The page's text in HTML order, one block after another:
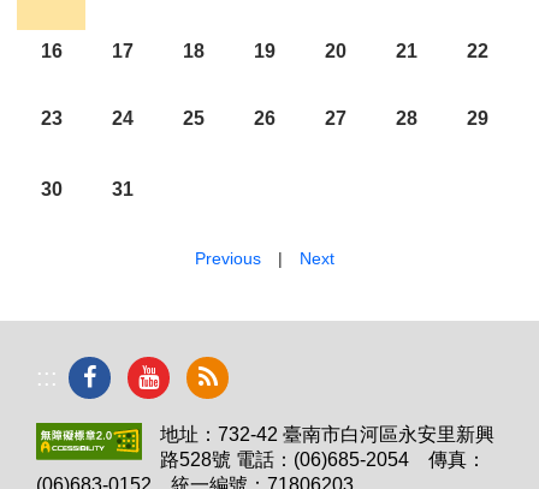
16 17 18 19 20 21 22
23 24 25 26 27 28 29
30 31
Previous| Next
:::
地址：732-42 臺南市白河區永安里新興
路528號 電話：(06)685-2054 傳真：
(06)683-0152 統一編號：71806203